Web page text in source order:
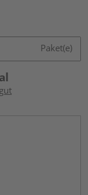
Paket(e)